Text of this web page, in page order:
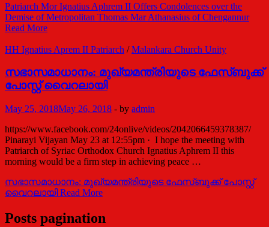
Patriarch Mor Ignatius Aphrem II Offers Condolences over the
Demise of Metropolitan Thomas Mar Athanasius of Chengannur
Read More
HH Ignatius Aprem II Patriarch /Malankara Church Unity
സഭാസമാധാനം: മുഖ്യമന്ത്രിയുടെ ഫേസ്ബുക്ക്
പോസ്റ്റ് വൈറലായി
May 25, 2018May 26, 2018 - by admin
https://www.facebook.com/24onlive/videos/2042066459378387/
Pinarayi Vijayan May 23 at 12:55pm · I hope the meeting with
Patriarch of Syriac Orthodox Church Ignatius Aphrem II this
morning would be a firm step in achieving peace …
സഭാസമാധാനം: മുഖ്യമന്ത്രിയുടെ ഫേസ്ബുക്ക് പോസ്റ്റ്
വൈറലായിRead More
Posts pagination